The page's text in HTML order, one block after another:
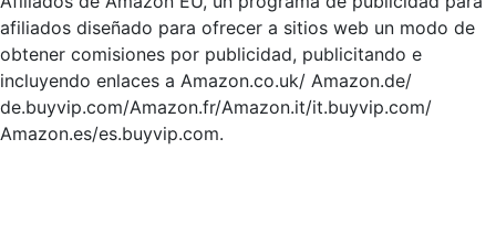
afiliados diseñado para ofrecer a sitios web un modo de
obtener comisiones por publicidad, publicitando e
incluyendo enlaces a Amazon.co.uk/ Amazon.de/
de.buyvip.com/Amazon.fr/Amazon.it/it.buyvip.com/
Amazon.es/es.buyvip.com.